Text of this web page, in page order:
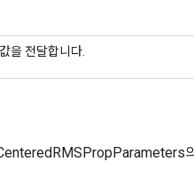
을 전달합니다.